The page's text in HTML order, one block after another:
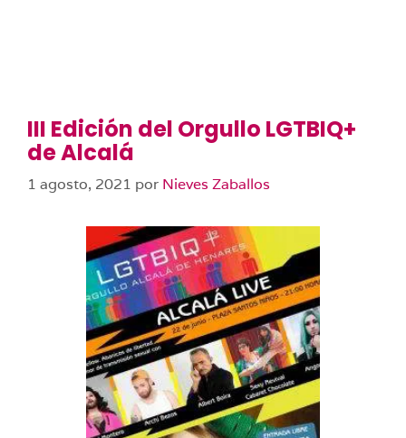
III Edición del Orgullo LGTBIQ+
de Alcalá
1 agosto, 2021 por Nieves Zaballos